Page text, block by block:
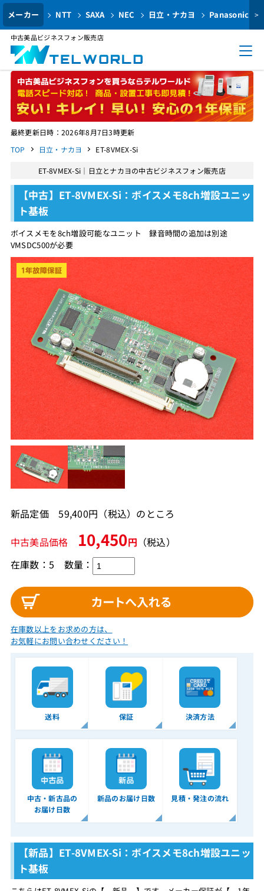
メーカー NTT SAXA NEC 日立・ナカヨ Panasonic >
中古美品ビジネスフォン販売店
最終更新日時：2026年8月7日3時更新
TOP
日立・ナカヨ ET-8VMEX-Si
ET-8VMEX-Si｜日立とナカヨの中古ビジネスフォン販売店
【中古】ET-8VMEX-Si：ボイスメモ8ch増設ユニッ
ト基板
ボイスメモを8ch増設可能なユニット 録音時間の追加は別途
VMSDC500が必要
新品定価 59,400円（税込）のところ
中古美品価格 10,450円 （税込）
在庫数：5 数量：
在庫数以上をお求めの方は、
お気軽にお問い合わせください！
送料 保証 決済方法
中古・新古品の
お届け日数
新品のお届け日数 見積・発注の流れ
【新品】ET-8VMEX-Si：ボイスメモ8ch増設ユニッ
ト基板